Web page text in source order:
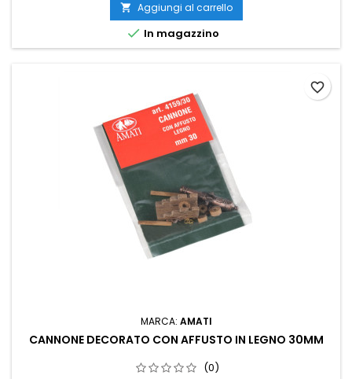
 Aggiungi al carrello
 In magazzino
MARCA: AMATI
CANNONE DECORATO CON AFFUSTO IN LEGNO 30MM
(0)
favorite_border